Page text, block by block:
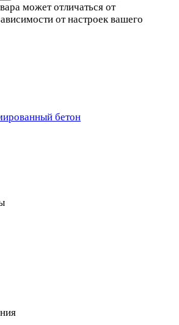
может отличаться от
от настроек вашего
бетон